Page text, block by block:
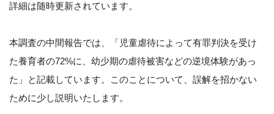
詳細は随時更新されています。
本調査の中間報告では、「児童虐待によって有罪判決を受け
た養育者の72%に、幼少期の虐待被害などの逆境体験があっ
た」と記載しています。このことについて、誤解を招かない
ために少し説明いたします。